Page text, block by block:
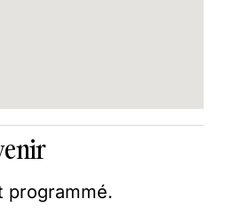
programmé.